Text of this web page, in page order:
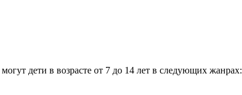
дети в возрасте от 7 до 14 лет в следующих жанрах: